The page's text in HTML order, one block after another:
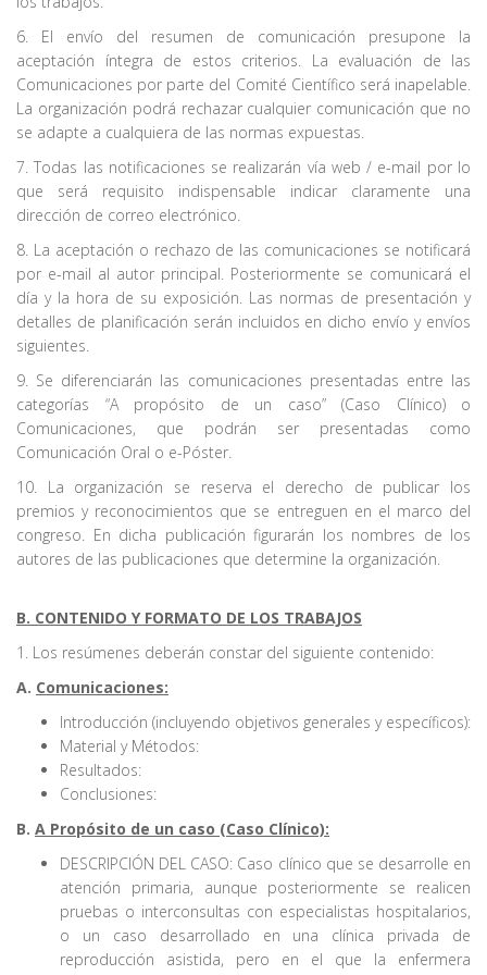
6. El envío del resumen de comunicación presupone la
aceptación íntegra de estos criterios. La evaluación de las
Comunicaciones por parte del Comité Científico será inapelable.
La organización podrá rechazar cualquier comunicación que no
se adapte a cualquiera de las normas expuestas.
7. Todas las notificaciones se realizarán vía web / e-mail por lo
que será requisito indispensable indicar claramente una
dirección de correo electrónico.
8. La aceptación o rechazo de las comunicaciones se notificará
por e-mail al autor principal. Posteriormente se comunicará el
día y la hora de su exposición. Las normas de presentación y
detalles de planificación serán incluidos en dicho envío y envíos
siguientes.
9. Se diferenciarán las comunicaciones presentadas entre las
categorías “A propósito de un caso” (Caso Clínico) o
Comunicaciones, que podrán ser presentadas como
Comunicación Oral o e-Póster.
10. La organización se reserva el derecho de publicar los
premios y reconocimientos que se entreguen en el marco del
congreso. En dicha publicación figurarán los nombres de los
autores de las publicaciones que determine la organización.
B. CONTENIDO Y FORMATO DE LOS TRABAJOS
1. Los resúmenes deberán constar del siguiente contenido:
A. Comunicaciones:
Introducción (incluyendo objetivos generales y específicos):
Material y Métodos:
Resultados:
Conclusiones:
B. A Propósito de un caso (Caso Clínico):
DESCRIPCIÓN DEL CASO: Caso clínico que se desarrolle en
atención primaria, aunque posteriormente se realicen
pruebas o interconsultas con especialistas hospitalarios,
o un caso desarrollado en una clínica privada de
reproducción asistida, pero en el que la enfermera